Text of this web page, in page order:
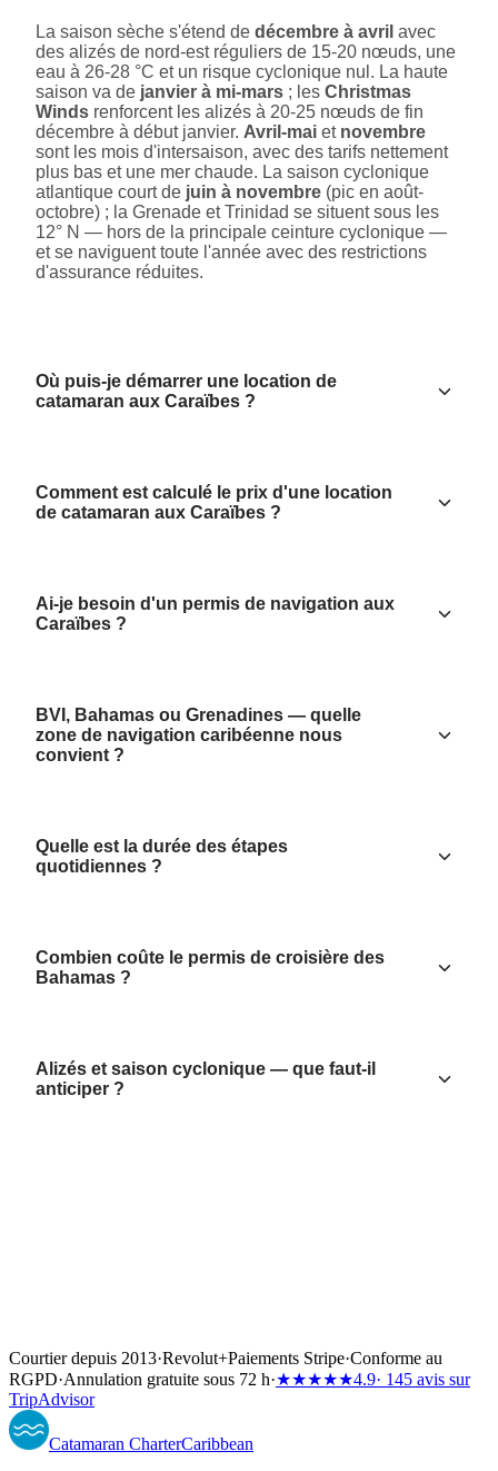
La saison sèche s'étend de décembre à avril avec
des alizés de nord-est réguliers de 15-20 nœuds, une
eau à 26-28 °C et un risque cyclonique nul. La haute
saison va de janvier à mi-mars ; les Christmas
Winds renforcent les alizés à 20-25 nœuds de fin
décembre à début janvier. Avril-mai et novembre
sont les mois d'intersaison, avec des tarifs nettement
plus bas et une mer chaude. La saison cyclonique
atlantique court de juin à novembre (pic en août-
octobre) ; la Grenade et Trinidad se situent sous les
12° N — hors de la principale ceinture cyclonique —
et se naviguent toute l'année avec des restrictions
d'assurance réduites.
Où puis-je démarrer une location de
catamaran aux Caraïbes ?
Comment est calculé le prix d'une location
de catamaran aux Caraïbes ?
Ai-je besoin d'un permis de navigation aux
Caraïbes ?
BVI, Bahamas ou Grenadines — quelle
zone de navigation caribéenne nous
convient ?
Quelle est la durée des étapes
quotidiennes ?
Combien coûte le permis de croisière des
Bahamas ?
Alizés et saison cyclonique — que faut-il
anticiper ?
Courtier depuis 2013·Revolut+Paiements Stripe·Conforme au
RGPD·Annulation gratuite sous 72 h·★★★★★4.9· 145 avis sur
TripAdvisor
Catamaran CharterCaribbean